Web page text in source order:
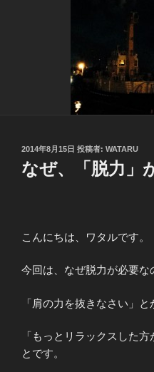
投
稿
日:
2014年8月15日 投稿者: WATARU
なぜ、「脱力」
こんにちは、ワタルです。
今回は、なぜ脱力が必要な
「肩の力を抜きなさい」と
「もっとリラックスした
とです。